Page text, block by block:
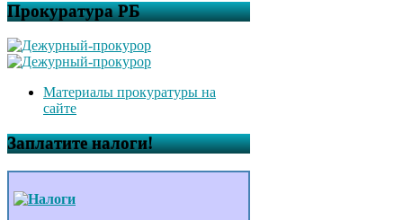
Прокуратура РБ
Материалы прокуратуры на
сайте
Заплатите налоги!